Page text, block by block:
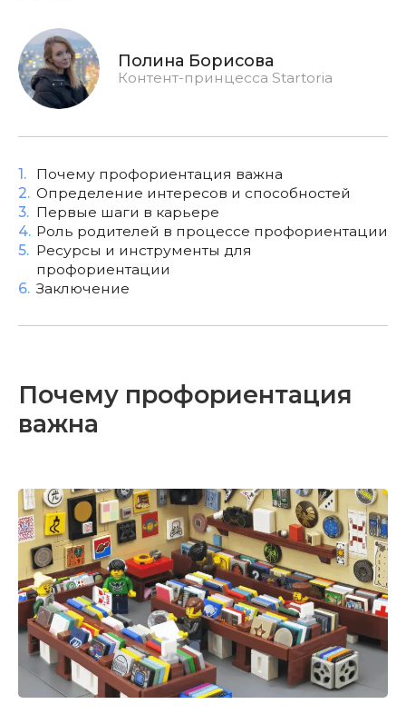
Полина Борисова
Контент-принцесса Startoria
1.
Почему профориентация важна
2. Определение интересов и способностей
3. Первые шаги в карьере
4. Роль родителей в процессе профориентации
5. Ресурсы и инструменты для
профориентации
6. Заключение
Почему профориентация
важна